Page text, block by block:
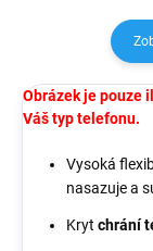
Obrázek je pouze
Váš typ telefonu.
Vysoká
nasazuje a
Kryt chrání